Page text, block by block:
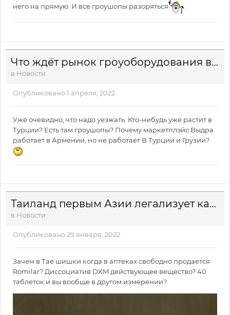
него на прямую. И все гроушопы разоряться
Что ждёт рынок гроуоборудования в России? Интервью с оптовым дистрибьютором
в Новости
Опубликовано1 апреля, 2022
Уже очевидно, что надо уезжать. Кто-нибудь уже растит в
Турции? Есть там гроушопы? Почему маркетплэйс Выдра
работает в Армении, но не работает В Турции и Грузии?
Таиланд первым Азии легализует каннабис
в Новости
Опубликовано29 января, 2022
Зачем в Тае шишки когда в аптеках свободно продается
Romilar? Диссоциатив DXM действующее вещество? 40
таблеток и вы вообще в другом измерении?